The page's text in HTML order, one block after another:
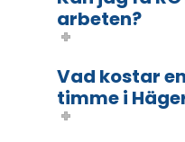
arbeten?
Vad kostar
timme i